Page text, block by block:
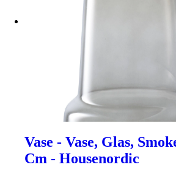
Vase - Vase, Glas,
Cm - Housenordic